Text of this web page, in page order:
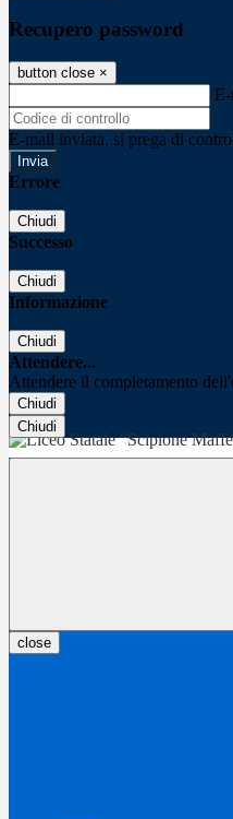
Recupero password
button close ×
E-mail inviata, si prega di
Errore
Chiudi
Successo
Chiudi
Informazione
Chiudi
Attendere...
Attendere il completamento
Chiudi
Chiudi
close